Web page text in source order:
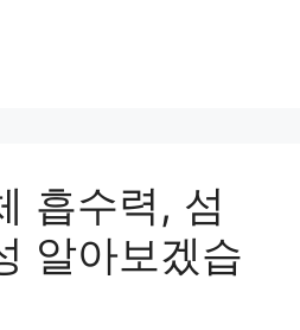
흡수력, 섬
알아보겠습